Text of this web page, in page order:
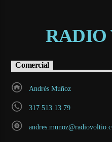
RADIO
Comercial
Andrés Muñoz
317 513 13 79